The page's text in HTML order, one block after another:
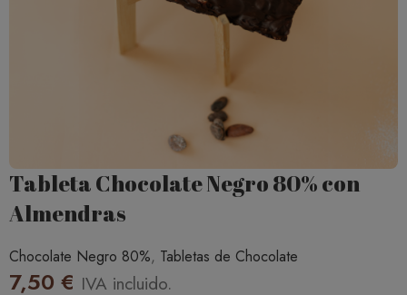
Tableta Chocolate Negro 80% con
Almendras
Chocolate Negro 80%, Tabletas de Chocolate
7,50 € IVA incluido.